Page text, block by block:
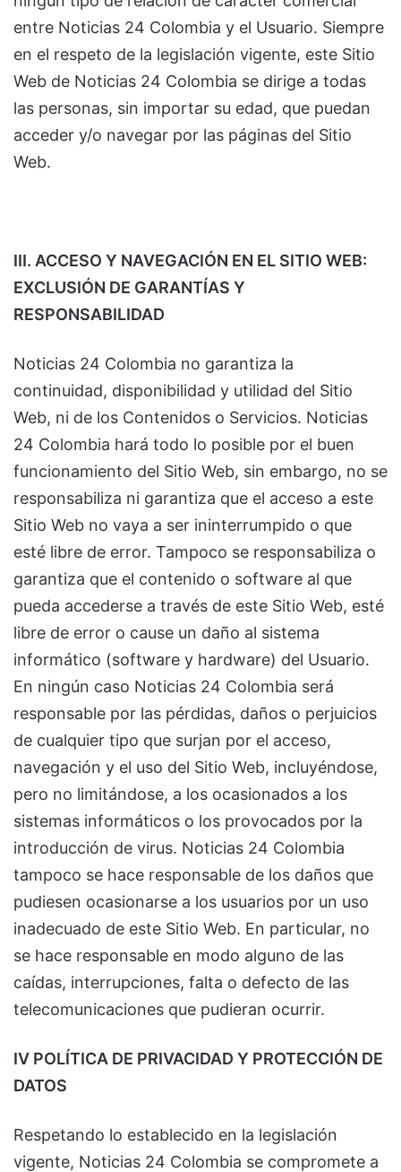
entre Noticias 24 Colombia y el Usuario. Siempre
en el respeto de la legislación vigente, este Sitio
Web de Noticias 24 Colombia se dirige a todas
las personas, sin importar su edad, que puedan
acceder y/o navegar por las páginas del Sitio
Web.
III. ACCESO Y NAVEGACIÓN EN EL SITIO WEB:
EXCLUSIÓN DE GARANTÍAS Y
RESPONSABILIDAD
Noticias 24 Colombia no garantiza la
continuidad, disponibilidad y utilidad del Sitio
Web, ni de los Contenidos o Servicios. Noticias
24 Colombia hará todo lo posible por el buen
funcionamiento del Sitio Web, sin embargo, no se
responsabiliza ni garantiza que el acceso a este
Sitio Web no vaya a ser ininterrumpido o que
esté libre de error. Tampoco se responsabiliza o
garantiza que el contenido o software al que
pueda accederse a través de este Sitio Web, esté
libre de error o cause un daño al sistema
informático (software y hardware) del Usuario.
En ningún caso Noticias 24 Colombia será
responsable por las pérdidas, daños o perjuicios
de cualquier tipo que surjan por el acceso,
navegación y el uso del Sitio Web, incluyéndose,
pero no limitándose, a los ocasionados a los
sistemas informáticos o los provocados por la
introducción de virus. Noticias 24 Colombia
tampoco se hace responsable de los daños que
pudiesen ocasionarse a los usuarios por un uso
inadecuado de este Sitio Web. En particular, no
se hace responsable en modo alguno de las
caídas, interrupciones, falta o defecto de las
telecomunicaciones que pudieran ocurrir.
IV POLÍTICA DE PRIVACIDAD Y PROTECCIÓN DE
DATOS
Respetando lo establecido en la legislación
vigente, Noticias 24 Colombia se compromete a